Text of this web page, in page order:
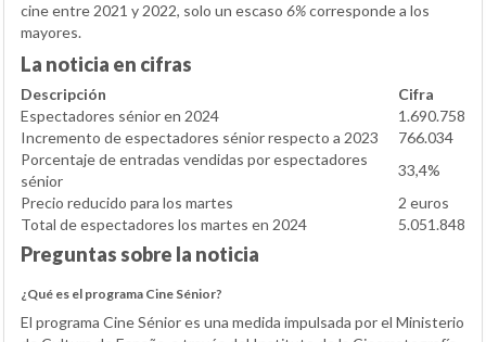
cine entre 2021 y 2022, solo un escaso 6%corresponde a los
mayores.
La noticia en cifras
Descripción
Cifra
Espectadores sénior en 2024
1.690.758
Incremento de espectadores sénior respecto a 2023
766.034
Porcentaje de entradas vendidas por espectadores
sénior
33,4%
Precio reducido para los martes
2 euros
Total de espectadores los martes en 2024
5.051.848
Preguntas sobre la noticia
¿Qué es el programa Cine Sénior?
El programa Cine Sénior es una medida impulsada por el Ministerio